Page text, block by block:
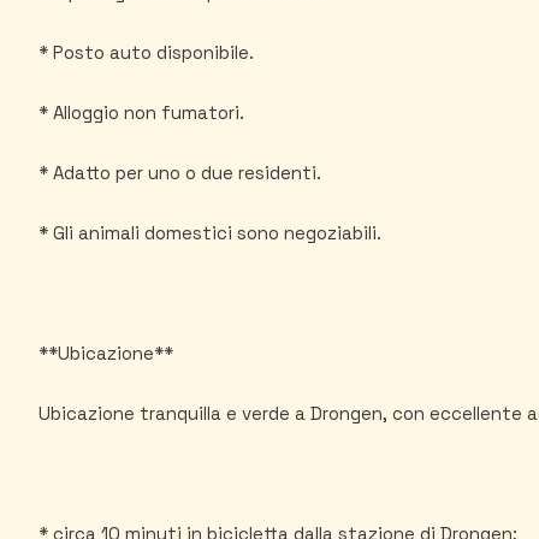
* Posto auto disponibile.
* Alloggio non fumatori.
* Adatto per uno o due residenti.
* Gli animali domestici sono negoziabili.
**Ubicazione**
Ubicazione tranquilla e verde a Drongen, con eccellente
* circa 10 minuti in bicicletta dalla stazione di Drongen;